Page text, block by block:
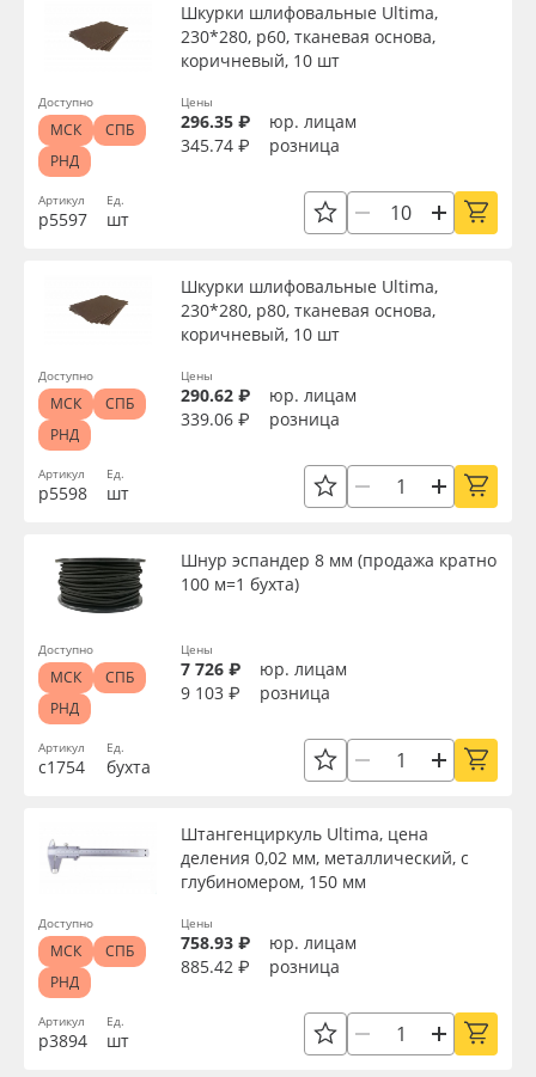
Артикул
р5597
Шкурки шлифовальные Ultima,
230*280, р60, тканевая основа,
коричневый, 10 шт
Ед.
шт
Цены
296.35 ₽
юр. лицам
345.74 ₽
розница
Доступно
МСК
СПБ
РНД
Артикул
р5598
Шкурки шлифовальные Ultima,
230*280, р80, тканевая основа,
коричневый, 10 шт
Ед.
шт
Цены
290.62 ₽
юр. лицам
339.06 ₽
розница
Доступно
МСК
СПБ
РНД
Артикул
с1754
Шнур эспандер 8 мм (продажа кратно
100 м=1 бухта)
Ед.
бухта
Цены
7 726 ₽
юр. лицам
9 103 ₽
розница
Доступно
МСК
СПБ
РНД
Артикул
р3894
Штангенциркуль Ultima, цена
деления 0,02 мм, металлический, с
глубиномером, 150 мм
Ед.
шт
Цены
758.93 ₽
юр. лицам
885.42 ₽
розница
Доступно
МСК
СПБ
РНД